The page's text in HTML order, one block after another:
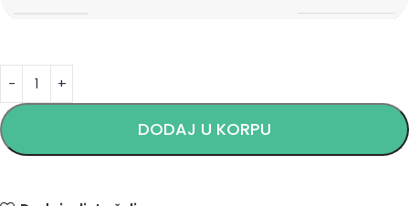
DODAJ U KORPU
Alternative: